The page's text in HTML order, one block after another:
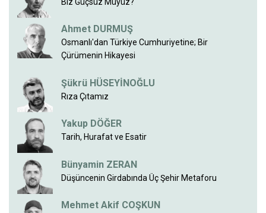
Ahmet DURMUŞ
Osmanlı'dan Türkiye Cumhuriyetine; Bir
Çürümenin Hikayesi
Şükrü HÜSEYİNOĞLU
Rıza Çıtamız
Yakup DÖĞER
Tarih, Hurafat ve Esatir
Bünyamin ZERAN
Düşüncenin Girdabında Üç Şehir Metaforu
Mehmet Akif COŞKUN